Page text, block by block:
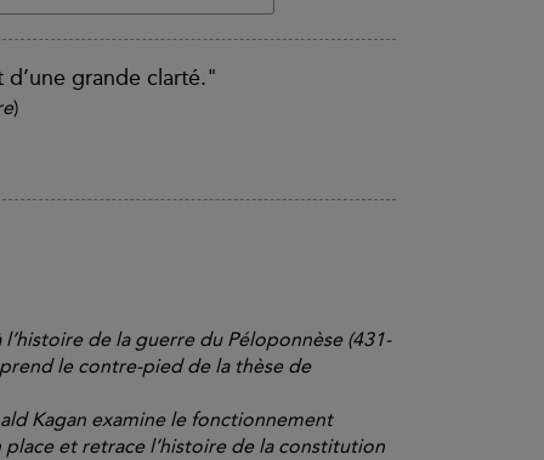
grande clarté."
)
de la guerre du Péloponnèse (431-
le contre-pied de la thèse de
Kagan examine le fonctionnement
et retrace l’histoire de la constitution